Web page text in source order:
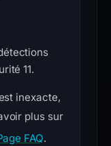
11.
inexacte,
plus sur
FAQ.